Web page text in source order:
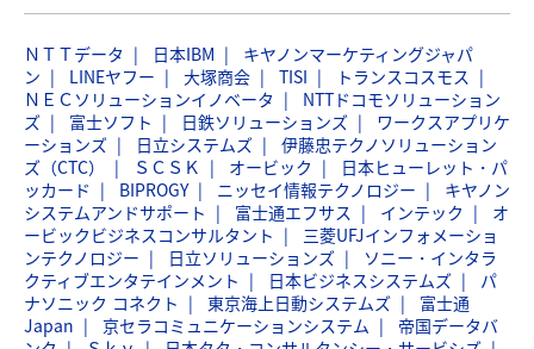
ＮＴＴデータ 日本IBM
キヤノンマーケティングジャパ
ン
LINEヤフー 大塚商会 TISI
トランスコスモス
ＮＥＣソリューションイノベータ
NTTドコモソリューション
ズ
富士ソフト 日鉄ソリューションズ
ワークスアプリケ
ーションズ
日立システムズ
伊藤忠テクノソリューション
ズ（CTC）
ＳＣＳＫ オービック
日本ヒューレット・パ
ッカード
BIPROGY ニッセイ情報テクノロジー
キヤノン
システムアンドサポート
富士通エフサス インテック
オ
ービックビジネスコンサルタント
三菱UFJインフォメーショ
ンテクノロジー
日立ソリューションズ
ソニー・インタラ
クティブエンタテインメント
日本ビジネスシステムズ
パ
ナソニック コネクト
東京海上日動システムズ
富士通
Japan
京セラコミュニケーションシステム
帝国データバ